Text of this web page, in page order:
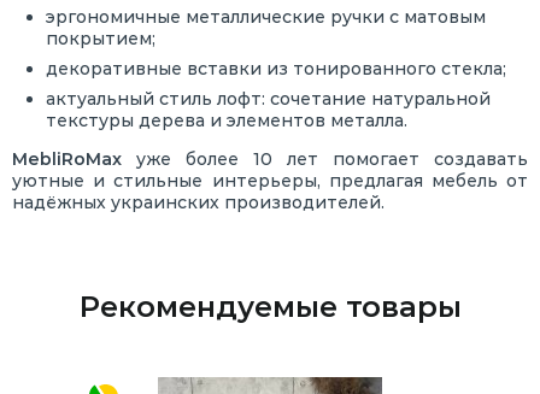
эргономичные металлические ручки с матовым
покрытием;
декоративные вставки из тонированного стекла;
актуальный стиль лофт: сочетание натуральной
текстуры дерева и элементов металла.
MebliRoMax уже более 10 лет помогает создавать
уютные и стильные интерьеры, предлагая мебель от
надёжных украинских производителей.
Рекомендуемые товары